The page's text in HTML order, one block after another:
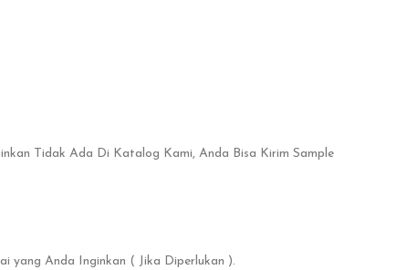
Tidak Ada Di Katalog Kami, Anda Bisa Kirim Sample
yang Anda Inginkan ( Jika Diperlukan ).